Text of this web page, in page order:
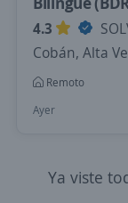
4.3
Cobán, Alta
Remoto
Ayer
Ya viste